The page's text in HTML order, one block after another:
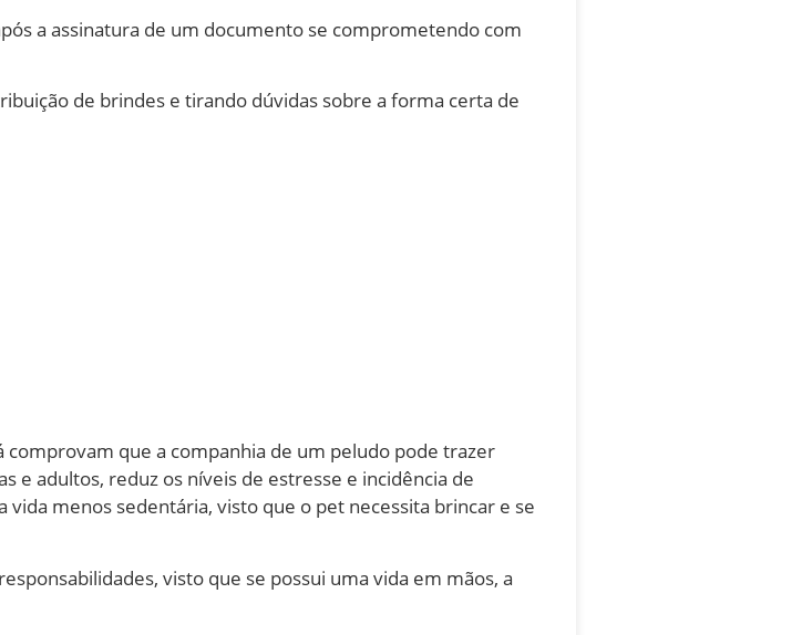
a assinatura de um documento se comprometendo com
de brindes e tirando dúvidas sobre a forma certa de
comprovam que a companhia de um peludo pode trazer
adultos, reduz os níveis de estresse e incidência de
menos sedentária, visto que o pet necessita brincar e se
visto que se possui uma vida em mãos, a